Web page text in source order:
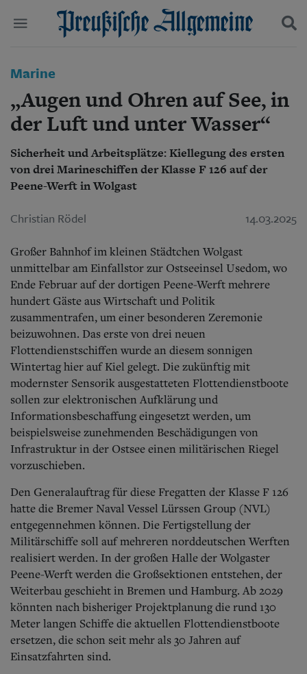
Start
Wer wir sind
Aktuelle Ausgabe
Abonnenten-Login
Abonnent werden
Abo Prämien
Archiv
Mediadaten
Wirtschaft
Panorama
Gesellschaft
Leben
Geschichte
Ostpreußen
Pommern
Bücher
Kontakt
Impressum
Datenschutz
Suchen und finden
Marine
„Augen und Ohren auf See, in
der Luft und unter Wasser“
Sicherheit und Arbeitsplätze: Kiellegung des ersten
von drei Marineschiffen der Klasse F 126 auf der
Peene-Werft in Wolgast
Christian Rödel 14.03.2025
Großer Bahnhof im kleinen Städtchen Wolgast
unmittelbar am Einfallstor zur Ostseeinsel Usedom, wo
Ende Februar auf der dortigen Peene-Werft mehrere
hundert Gäste aus Wirtschaft und Politik
zusammentrafen, um einer besonderen Zeremonie
beizuwohnen. Das erste von drei neuen
Flottendienstschiffen wurde an diesem sonnigen
Wintertag hier auf Kiel gelegt. Die zukünftig mit
modernster Sensorik ausgestatteten Flottendienstboote
sollen zur elektronischen Aufklärung und
Informationsbeschaffung eingesetzt werden, um
beispielsweise zunehmenden Beschädigungen von
Infrastruktur in der Ostsee einen militärischen Riegel
vorzuschieben.
Den Generalauftrag für diese Fregatten der Klasse F 126
hatte die Bremer Naval Vessel Lürssen Group (NVL)
entgegennehmen können. Die Fertigstellung der
Militärschiffe soll auf mehreren norddeutschen Werften
realisiert werden. In der großen Halle der Wolgaster
Peene-Werft werden die Großsektionen entstehen, der
Weiterbau geschieht in Bremen und Hamburg. Ab 2029
könnten nach bisheriger Projektplanung die rund 130
Meter langen Schiffe die aktuellen Flottendienstboote
ersetzen, die schon seit mehr als 30 Jahren auf
Einsatzfahrten sind.